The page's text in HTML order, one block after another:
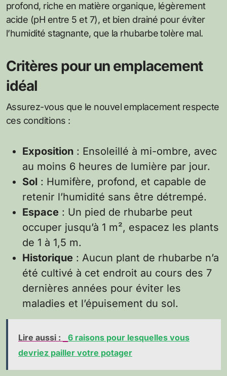
profond, riche en matière organique, légèrement
acide (pH entre 5 et 7), et bien drainé pour éviter
l’humidité stagnante, que la rhubarbe tolère mal.
Critères pour un emplacement
idéal
Assurez-vous que le nouvel emplacement respecte
ces conditions :
Exposition : Ensoleillé à mi-ombre, avec
au moins 6 heures de lumière par jour.
Sol : Humifère, profond, et capable de
retenir l’humidité sans être détrempé.
Espace : Un pied de rhubarbe peut
occuper jusqu’à 1 m², espacez les plants
de 1 à 1,5 m.
Historique : Aucun plant de rhubarbe n’a
été cultivé à cet endroit au cours des 7
dernières années pour éviter les
maladies et l’épuisement du sol.
Lire aussi :
6 raisons pour lesquelles vous
devriez pailler votre potager